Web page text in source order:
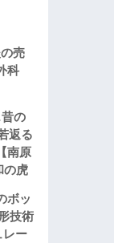
売
科
の
返る
南原
の虎
ボッ
技術
レー